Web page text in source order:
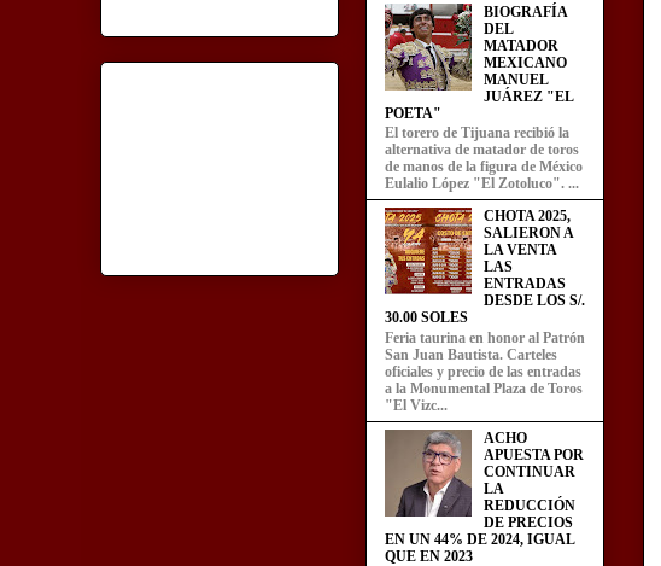
BIOGRAFÍA
DEL
MATADOR
MEXICANO
MANUEL
JUÁREZ "EL
POETA"
El torero de Tijuana recibió la
alternativa de matador de toros
de manos de la figura de México
Eulalio López "El Zotoluco". ...
CHOTA 2025,
SALIERON A
LA VENTA
LAS
ENTRADAS
DESDE LOS S/.
30.00 SOLES
Feria taurina en honor al Patrón
San Juan Bautista. Carteles
oficiales y precio de las entradas
a la Monumental Plaza de Toros
"El Vizc...
ACHO
APUESTA POR
CONTINUAR
LA
REDUCCIÓN
DE PRECIOS
EN UN 44% DE 2024, IGUAL
QUE EN 2023